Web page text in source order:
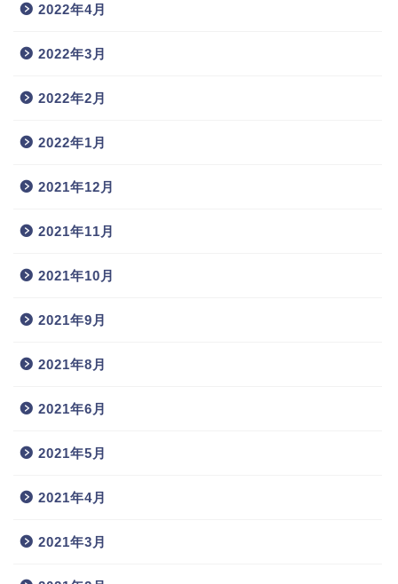
2022年4月
2022年3月
2022年2月
2022年1月
2021年12月
2021年11月
2021年10月
2021年9月
2021年8月
2021年6月
2021年5月
2021年4月
2021年3月